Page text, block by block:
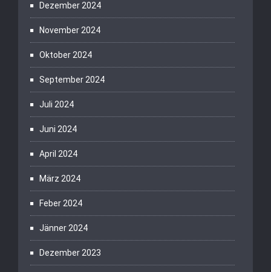
Dezember 2024
November 2024
Oktober 2024
September 2024
Juli 2024
Juni 2024
April 2024
März 2024
Feber 2024
Jänner 2024
Dezember 2023